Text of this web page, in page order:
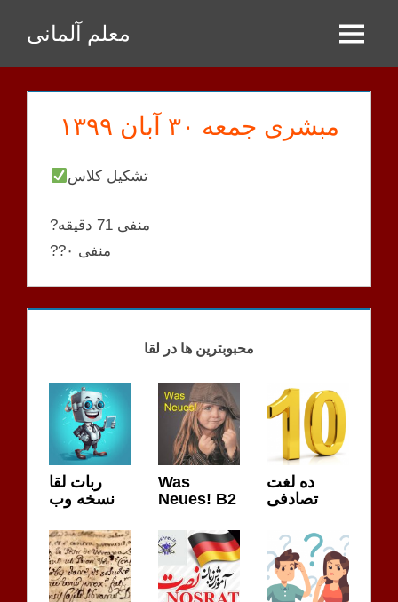
Inhalt
springen
معلم آلمانی Menu
مبشری جمعه ۳۰ آبان ۱۳۹۹
تشکیل کلاس
?منفی 71 دقیقه
??منفی ۰
محبوبترین ها در لقا
ربات لقا
نسخه وب
Was
Neues! B2
ده لغت
تصادفی